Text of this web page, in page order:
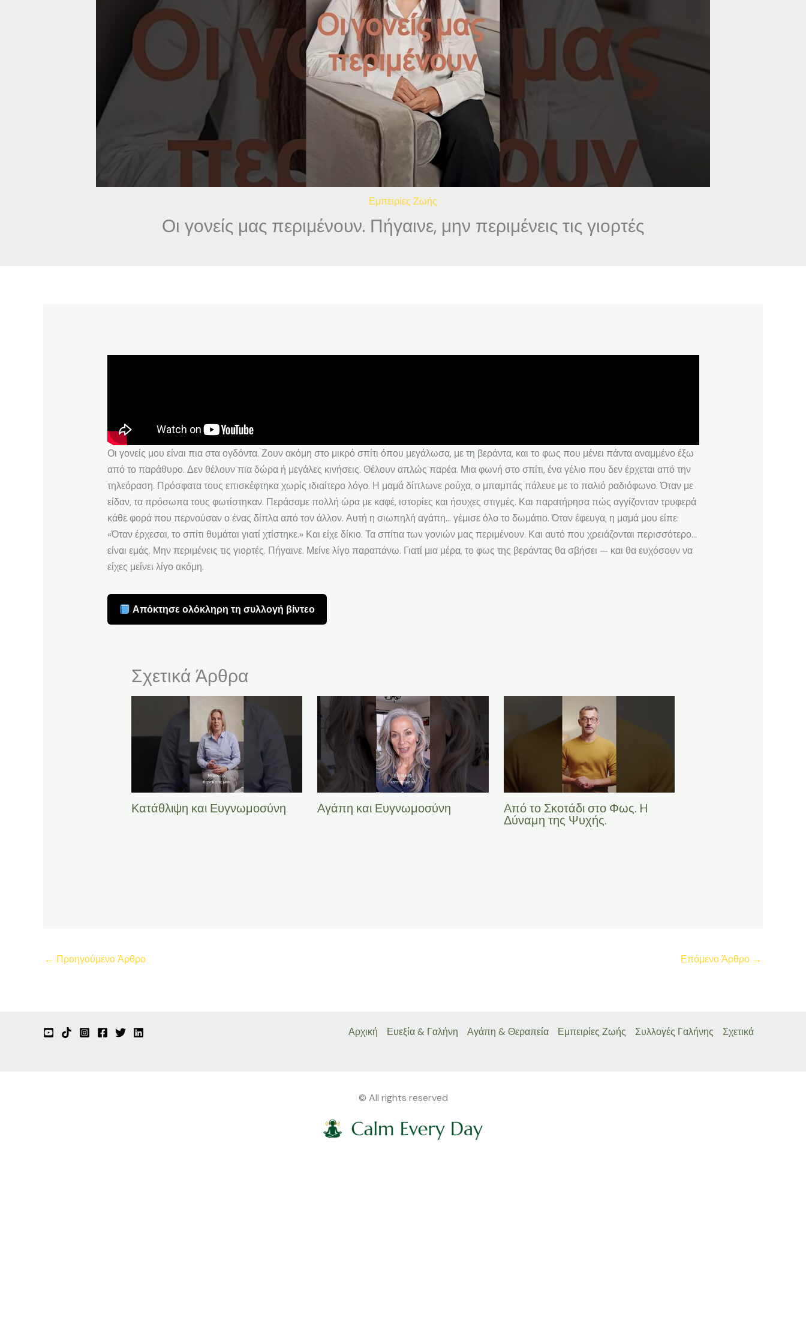
Εμπειρίες Ζωής
Οι γονείς μας περιμένουν. Πήγαινε, μην περιμένεις τις γιορτές
Οι γονείς μου είναι πια στα ογδόντα. Ζουν ακόμη στο μικρό σπίτι όπου μεγάλωσα, με τη βεράντα, και το φως που μένει πάντα αναμμένο έξω
από το παράθυρο. Δεν θέλουν πια δώρα ή μεγάλες κινήσεις. Θέλουν απλώς παρέα. Μια φωνή στο σπίτι, ένα γέλιο που δεν έρχεται από την
τηλεόραση. Πρόσφατα τους επισκέφτηκα χωρίς ιδιαίτερο λόγο. Η μαμά δίπλωνε ρούχα, ο μπαμπάς πάλευε με το παλιό ραδιόφωνο. Όταν με
είδαν, τα πρόσωπα τους φωτίστηκαν. Περάσαμε πολλή ώρα με καφέ, ιστορίες και ήσυχες στιγμές. Και παρατήρησα πώς αγγίζονταν τρυφερά
κάθε φορά που περνούσαν ο ένας δίπλα από τον άλλον. Αυτή η σιωπηλή αγάπη… γέμισε όλο το δωμάτιο. Όταν έφευγα, η μαμά μου είπε:
«Όταν έρχεσαι, το σπίτι θυμάται γιατί χτίστηκε.» Και είχε δίκιο. Τα σπίτια των γονιών μας περιμένουν. Και αυτό που χρειάζονται περισσότερο…
είναι εμάς. Μην περιμένεις τις γιορτές. Πήγαινε. Μείνε λίγο παραπάνω. Γιατί μια μέρα, το φως της βεράντας θα σβήσει — και θα ευχόσουν να
είχες μείνει λίγο ακόμη.
Απόκτησε ολόκληρη τη συλλογή βίντεο
Σχετικά Άρθρα
Κατάθλιψη και Ευγνωμοσύνη Αγάπη και Ευγνωμοσύνη Από το Σκοτάδι στο Φως. H
Δύναμη της Ψυχής.
← Προηγούμενο Άρθρο Επόμενο Άρθρο →
Αρχική Ευεξία & Γαλήνη Αγάπη & Θεραπεία Εμπειρίες Ζωής Συλλογές Γαλήνης Σχετικά
© All rights reserved